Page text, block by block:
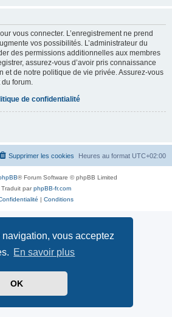
vous acceptez
En savoir plus
OK
vous connecter. L’enregistrement ne prend
vos possibilités. L’administrateur du
des permissions additionnelles aux membres
assurez-vous d’avoir pris connaissance
et de notre politique de vie privée. Assurez-vous
forum.
de confidentialité
Heures au format UTC+02:00
Supprimer les cookies
® Forum Software © phpBB Limited
Traduit parphpBB-fr.com
| Conditions